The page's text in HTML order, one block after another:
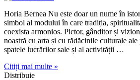
Horia Bernea Nu este doar un nume în
simbol al modului în care tradiția,
coexista armonios. Pictor, gânditor și
noastră cu arta și cu rădăcinile culturale
spatele lucrărilor sale și al activității …
Citiți mai multe »
Distribuie